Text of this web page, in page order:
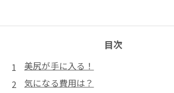
目次
美尻が手に入る！
気になる費用は？